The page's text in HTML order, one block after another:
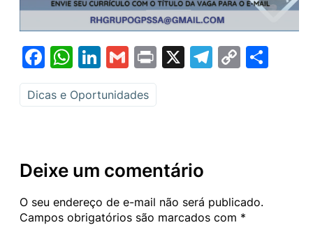
Facebook
WhatsApp
LinkedIn
GmailPrint
X Telegram
Copy
Dicas e Oportunidades
Deixe um comentário
O seu endereço de e-mail não será publicado.
Campos obrigatórios são marcados com *